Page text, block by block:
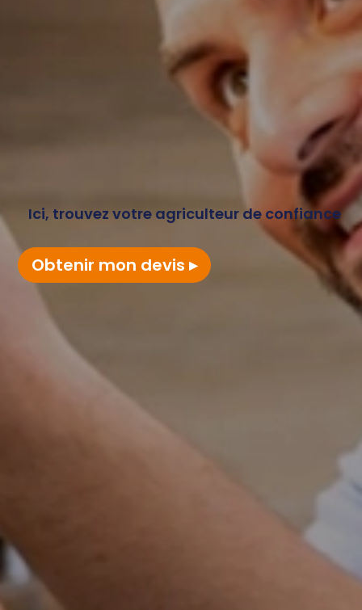
Ici, trouvez votre agriculteur de confiance
Obtenir mon devis